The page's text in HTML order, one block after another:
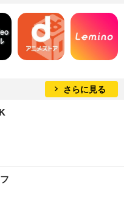
さらに見る